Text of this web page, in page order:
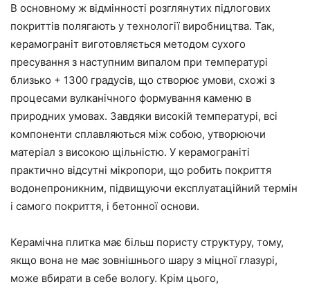
В основному ж відмінності розглянутих підлогових
покриттів полягають у технології виробництва. Так,
керамограніт виготовляється методом сухого
пресування з наступним випалом при температурі
близько + 1300 градусів, що створює умови, схожі з
процесами вулканічного формування каменю в
природних умовах. Завдяки високій температурі, всі
компоненти сплавляються між собою, утворюючи
матеріал з високою щільністю. У керамограніті
практично відсутні мікропори, що робить покриття
водонепроникним, підвищуючи експлуатаційний термін
і самого покриття, і бетонної основи.
Керамічна плитка має більш пористу структуру, тому,
якщо вона не має зовнішнього шару з міцної глазурі,
може вбирати в себе вологу. Крім цього,